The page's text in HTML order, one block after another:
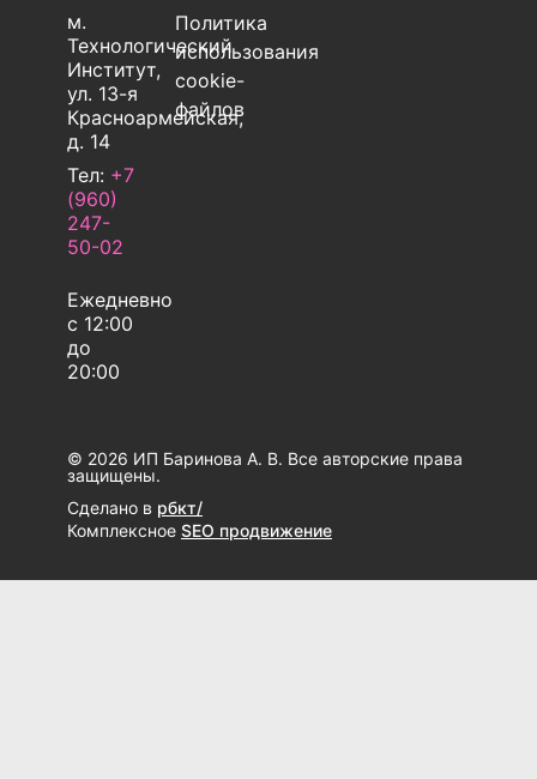
м.
Технологический
Институт,
ул. 13-я
Красноармейская,
д. 14
Тел: +7
(960)
247-
50-02
Ежедневно
с 12:00
до
20:00
Политика
использования
cookie-
файлов
© 2026 ИП Баринова А. В. Все авторские права
защищены.
Сделано в рбкт/
Комплексное SEO продвижение